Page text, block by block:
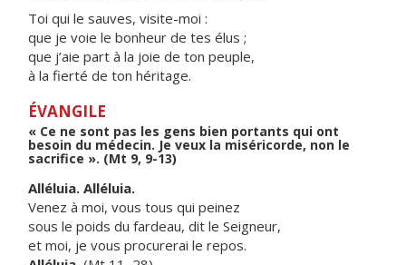
Toi qui le sauves, visite-moi :
que je voie le bonheur de tes élus ;
que j’aie part à la joie de ton peuple,
à la fierté de ton héritage.
ÉVANGILE
« Ce ne sont pas les gens bien portants qui ont
besoin du médecin. Je veux la miséricorde, non le
sacrifice ». (Mt 9, 9-13)
Alléluia. Alléluia.
Venez à moi, vous tous qui peinez
sous le poids du fardeau, dit le Seigneur,
et moi, je vous procurerai le repos.